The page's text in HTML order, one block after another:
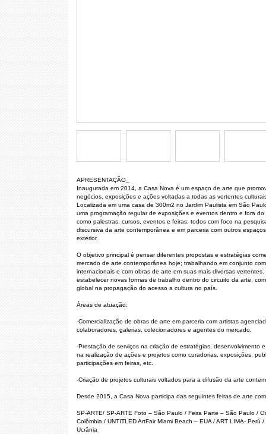
APRESENTAÇÃO_
Inaugurada em 2014, a Casa Nova é um espaço de arte que
negócios, exposições e ações voltadas a todas as vertentes
Localizada em uma casa de 300m2 no Jardim Paulista em São
uma programação regular de exposições e eventos dentro e fora do
como palestras, cursos, eventos e feiras; todos com foco na
discursiva da arte contemporânea e em parceria com outros
exterior.
O objetivo principal é pensar diferentes propostas e estratégias
mercado de arte contemporânea hoje; trabalhando em conjunto
internacionais e com obras de arte em suas mais diversas vertentes.
estabelecer novas formas de trabalho dentro do circuito da arte,
global na propagação do acesso a cultura no país.
Áreas de atuação:
-Comercialização de obras de arte em parceria com artistas
colaboradores, galerias, colecionadores e agentes do mercado.
-Prestação de serviços na criação de estratégias, desenvolvimento
na realização de ações e projetos como curadorias, exposições,
participações em feiras, etc.
-Criação de projetos culturais voltados para a difusão da arte
Desde 2015, a Casa Nova participa das seguintes feiras de arte
SP-ARTE/ SP-ARTE Foto – São Paulo / Feira Parte – São Paulo /
Colômbia / UNTITLED ArtFair Miami Beach – EUA / ART LIMA- Perú
Ucrânia